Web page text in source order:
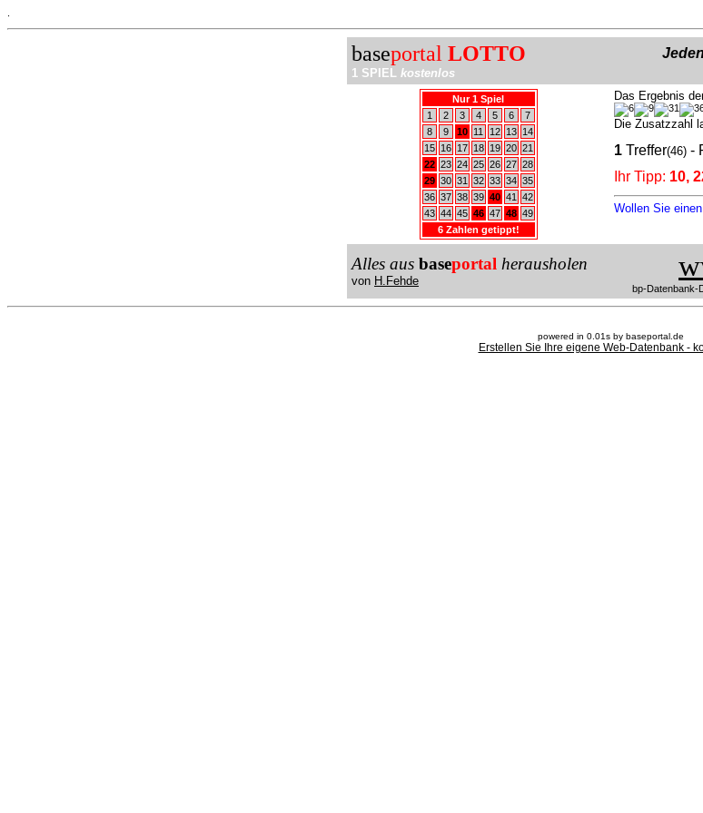
baseportal LOTTO
1 SPIEL kostenlos
Nur 1 Spiel
1
2 3 4 5 6
7
8
9 10 11 12 13
14
15
16 17 18 19 20 21
22 23 24 25 26 27 28
29 30 31 32 33 34 35
36 37 38 39 40 41
42
43 44 45 46 47 48 49
6 Zahlen getippt!
Das Ergebnis
Die Zusatzzahl
1 Treffer(46) -
Ihr Tipp: 10,
Wollen Sie
Alles aus baseportal herausholen
von H.Fehde
bp-Datenbank-
powered in 0.01s by baseportal.de
Erstellen Sie Ihre eigene Web-Datenbank -